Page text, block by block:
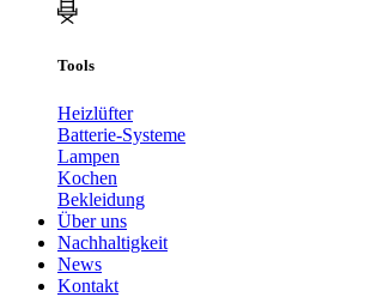
Tools
Heizlüfter
Batterie-Systeme
Lampen
Kochen
Bekleidung
Über uns
Nachhaltigkeit
News
Kontakt